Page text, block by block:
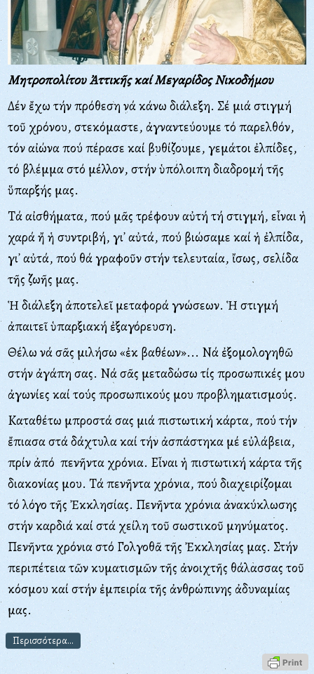
Μητροπολίτου Ἀττικῆς καί Μεγαρίδος Νικοδήμου
Δέν ἔχω τήν πρόθεση νά κάνω διάλεξη. Σέ μιά στιγμή
τοῦ χρόνου, στεκόμαστε, ἀγναντεύουμε τό παρελθόν,
τόν αἰώνα πού πέρασε καί βυθίζουμε, γεμάτοι ἐλπίδες,
τό βλέμμα στό μέλλον, στήν ὑπόλοιπη διαδρομή τῆς
ὕπαρξής μας.
Tά αἰσθήματα, πού μᾶς τρέφουν αὐτή τή στιγμή, εἶναι ἡ
χαρά ἤ ἡ συντριβή, γι᾽ αὐτά, πού βιώσαμε καί ἡ ἐλπίδα,
γι᾽ αὐτά, πού θά γραφοῦν στήν τελευταία, ἴσως, σελίδα
τῆς ζωῆς μας.
Ἡ διάλεξη ἀποτελεῖ μεταφορά γνώσεων. Ἡ στιγμή
ἀπαιτεῖ ὑπαρξιακή ἐξαγόρευση.
Θέλω νά σᾶς μιλήσω «ἐκ βαθέων»... Nά ἐξομολογηθῶ
στήν ἀγάπη σας. Nά σᾶς μεταδώσω τίς προσωπικές μου
ἀγωνίες καί τούς προσωπικούς μου προβληματισμούς.
Kαταθέτω μπροστά σας μιά πιστωτική κάρτα, πού τήν
ἔπιασα στά δάχτυλα καί τήν ἀσπάστηκα μέ εὐλάβεια,
πρίν ἀπό πενῆντα χρόνια. Eἶναι ἡ πιστωτική κάρτα τῆς
διακονίας μου. Tά πενῆντα χρόνια, πού διαχειρίζομαι
τό λόγο τῆς Ἐκκλησίας. Πενῆντα χρόνια ἀνακύκλωσης
στήν καρδιά καί στά χείλη τοῦ σωστικοῦ μηνύματος.
Πενῆντα χρόνια στό Γολγοθᾶ τῆς Ἐκκλησίας μας. Στήν
περιπέτεια τῶν κυματισμῶν τῆς ἀνοιχτῆς θάλασσας τοῦ
κόσμου καί στήν ἐμπειρία τῆς ἀνθρώπινης ἀδυναμίας
μας.
Περισσότερα...